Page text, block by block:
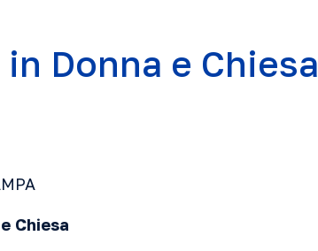
Donna e Chiesa
Chiesa